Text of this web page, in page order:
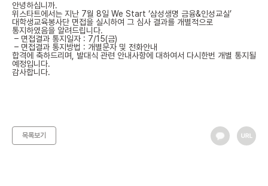
안녕하십니까.
위스타트에서는 지난 7월 8일 We Start ‘삼성생명 금융&인성교실’
대학생교육봉사단 면접을 실시하여 그 심사 결과를 개별적으로
통지하였음을 알려드립니다.
– 면접결과 통지일자 : 7/15(금)
– 면접결과 통지방법 : 개별문자 및 전화안내
합격에 축하드리며, 발대식 관련 안내사항에 대하여서 다시한번 개별 통지될
예정입니다.
감사합니다.
목록보기